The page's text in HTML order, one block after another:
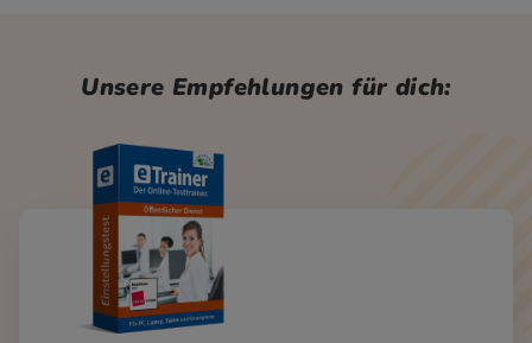
Unsere Empfehlungen für dich: